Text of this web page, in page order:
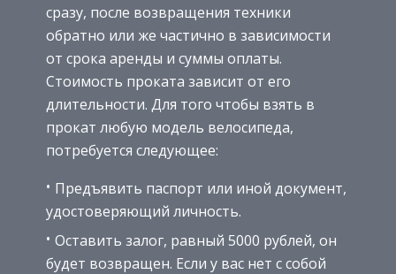
сразу, после возвращения техники
обратно или же частично в зависимости
от срока аренды и суммы оплаты.
Стоимость проката зависит от его
длительности. Для того чтобы взять в
прокат любую модель велосипеда,
потребуется следующее:
Предъявить паспорт или иной документ,
удостоверяющий личность.
Оставить залог, равный 5000 рублей, он
будет возвращен. Если у вас нет с собой